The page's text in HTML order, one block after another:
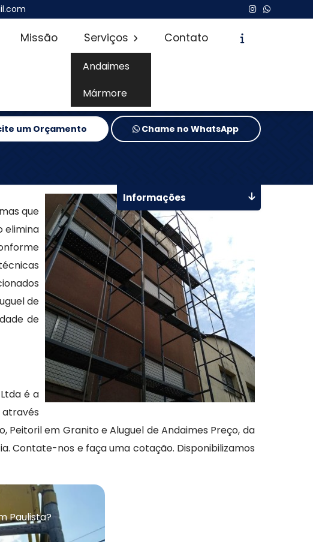
Missão Serviços
Andaimes
Mármore
Contato
um Orçamento Chame no WhatsApp
que
elimina
de
de
é a
Peitoril em Granito e Aluguel de Andaimes Preço, da
Contate-nos e faça uma cotação. Disponibilizamos
Paulista?
Informações